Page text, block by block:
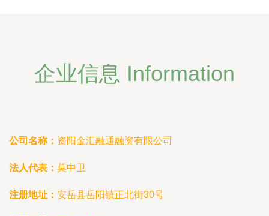
企业信息 Information
公司名称： 资阳金汇融通融资有限公司
法人代表： 莫中卫
注册地址： 安岳县岳阳镇正北街30号